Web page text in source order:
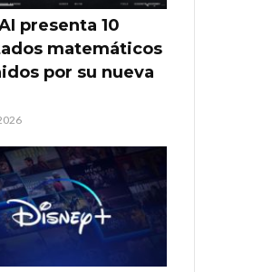
presenta 10
matemáticos
por su nueva